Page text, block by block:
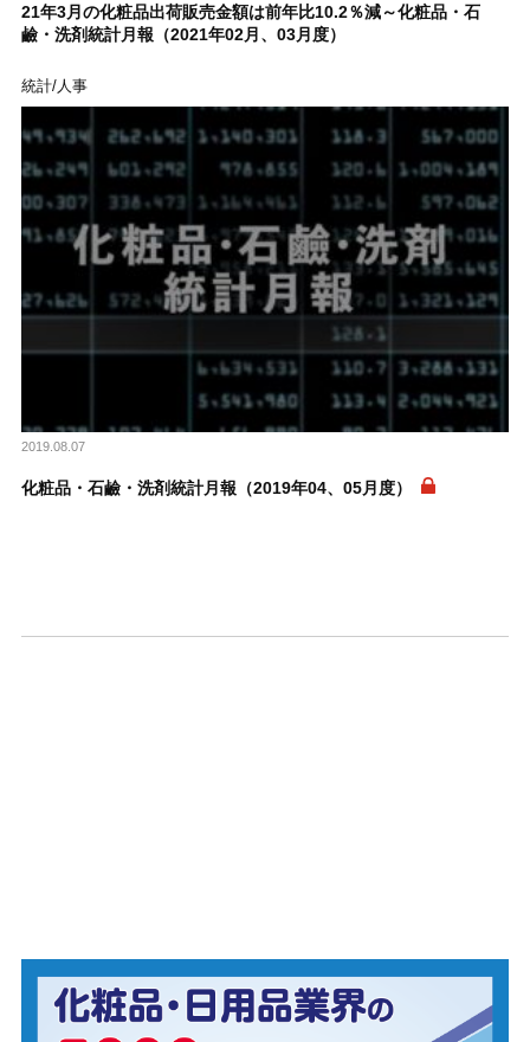
21年3月の化粧品出荷販売金額は前年比10.2％減～化粧品・石
鹼・洗剤統計月報（2021年02月、03月度）
統計/人事
2019.08.07
化粧品・石鹼・洗剤統計月報（2019年04、05月度）